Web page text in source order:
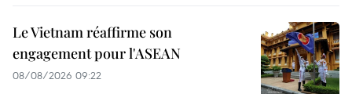
Le Vietnam réaffirme son
engagement pour l'ASEAN
08/08/2026 09:22